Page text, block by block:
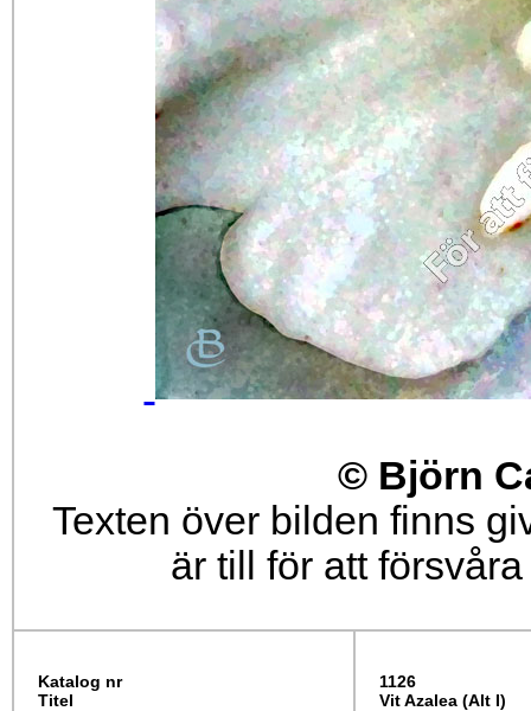
© Björn
Texten över bilden finns
är till för att
Katalog nr
Titel
1126
Vit Azalea (Alt I)